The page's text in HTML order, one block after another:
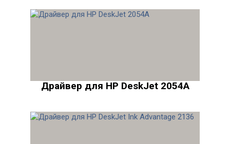
Драйвер для HP DeskJet 2054A